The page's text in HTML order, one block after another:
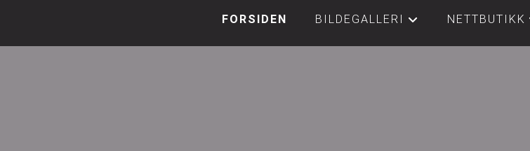
FORSIDEN BILDEGALLERI NETTBUTIKK